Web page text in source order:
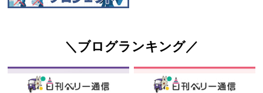
＼ブログランキング／